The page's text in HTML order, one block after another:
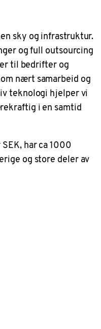
sky og infrastruktur.
og full outsourcing
til bedrifter og
nært samarbeid og
teknologi hjelper vi
i en samtid
har ca 1000
og store deler av